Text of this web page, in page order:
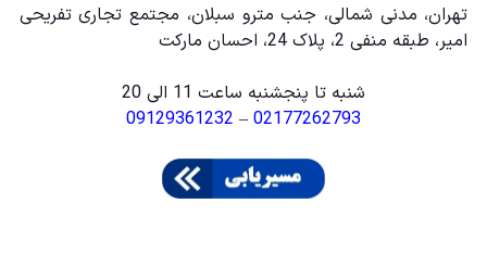
تهران، مدنی شمالی، جنب مترو سبلان، مجتمع تجاری تفریحی
امیر، طبقه منفی 2، پلاک 24، احسان مارکت
شنبه تا پنجشنبه ساعت 11 الی 20
02177262793
–
09129361232